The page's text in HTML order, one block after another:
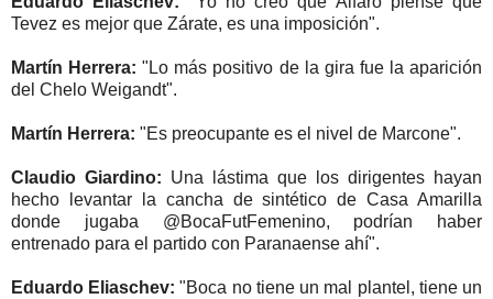
Tevez es mejor que Zárate, es una imposición".
Martín Herrera:"Lo más positivo de la gira fue la aparición
del Chelo Weigandt".
Martín Herrera: "Es preocupante es el nivel de Marcone".
Claudio Giardino: Una lástima que los dirigentes hayan
hecho levantar la cancha de sintético de Casa Amarilla
donde jugaba @BocaFutFemenino, podrían haber
entrenado para el partido con Paranaense ahí".
Eduardo Eliaschev:"Boca no tiene un mal plantel, tiene un